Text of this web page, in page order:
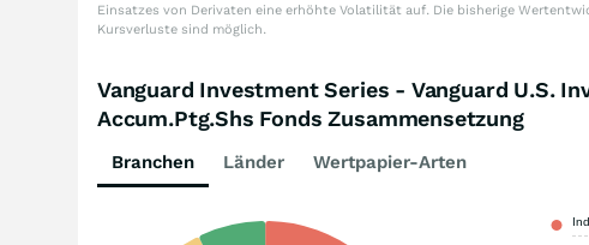
Einsatzes von Derivaten eine erhöhte Volatilität auf. Die bisherige
Kursverluste sind möglich.
Vanguard Investment Series - Vanguard U.S.
Accum.Ptg.Shs Fonds Zusammensetzung
Branchen Länder Wertpapier-Arten